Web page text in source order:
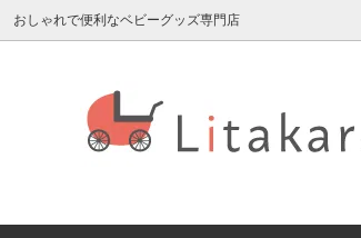
おしゃれで便利なベビーグッズ専門店